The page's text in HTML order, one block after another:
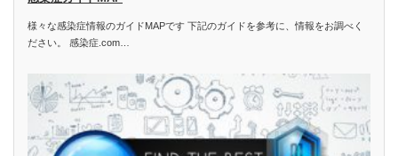
様々な感染症情報のガイドMAPです 下記のガイドを参考に、情報をお調べく
ださい。 感染症.com…